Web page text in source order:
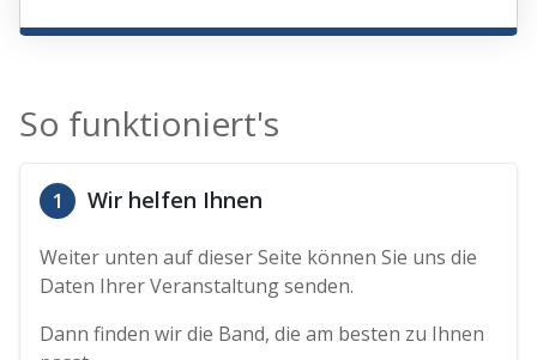
So funktioniert's
1 Wir helfen Ihnen
Weiter unten auf dieser Seite können Sie uns die
Daten Ihrer Veranstaltung senden.
Dann finden wir die Band, die am besten zu Ihnen